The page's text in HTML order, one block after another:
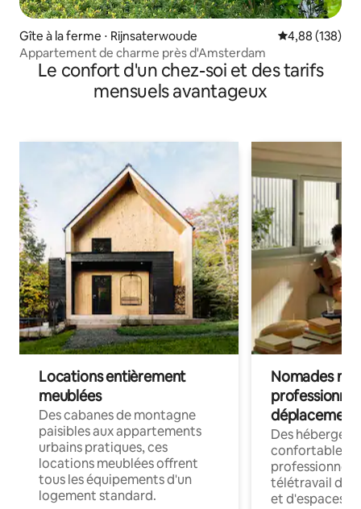
Gîte à la ferme ⋅ Rijnsaterwoude Évaluation
4,88 (138)
Appartement de charme près d'Amsterdam
Le confort d'un chez-soi et des tarifs
mensuels avantageux
Locations entièrement
meublées
Des cabanes de montagne
paisibles aux appartements
urbains pratiques, ces
locations meublées offrent
tous les équipements d'un
logement standard.
Nomades
déplacement
Des
confortables
professionnels
télétravail
et d'espaces